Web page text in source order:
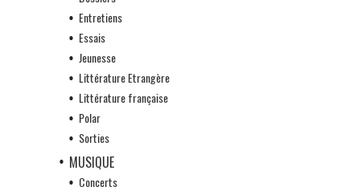
Entretiens
Essais
Jeunesse
Littérature Etrangère
Littérature française
Polar
Sorties
MUSIQUE
Concerts